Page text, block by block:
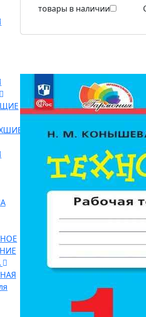
товары в наличии